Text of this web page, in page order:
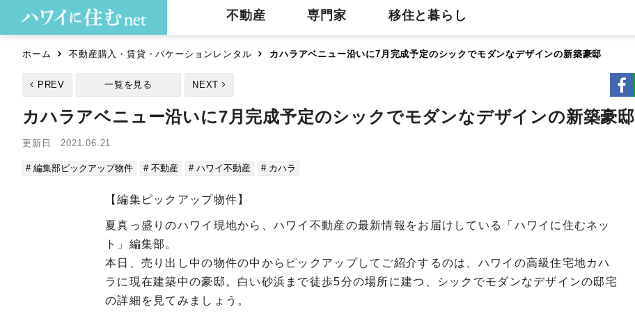
不動産 専門家 移住と暮らし
ホーム 不動産購入・賃貸・バケーションレンタル カハラアベニュー沿いに7月完成予定のシックでモダンなデザインの新築豪邸
PREV 一覧を見る NEXT
カハラアベニュー沿いに7月完成予定のシックでモダンなデザインの新築豪邸
更新日 2021.06.21
# 編集部ピックアップ物件 # 不動産 # ハワイ不動産 # カハラ
【編集ピックアップ物件】
夏真っ盛りのハワイ現地から、ハワイ不動産の最新情報をお届けしている「ハワイに住むネッ
ト」編集部。
本日、売り出し中の物件の中からピックアップしてご紹介するのは、ハワイの高級住宅地カハ
ラに現在建築中の豪邸。白い砂浜まで徒歩5分の場所に建つ、シックでモダンなデザインの邸宅
の詳細を見てみましょう。